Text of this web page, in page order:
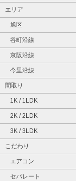
エリア
旭区
谷町沿線
京阪沿線
今里沿線
間取り
1K / 1LDK
2K / 2LDK
3K / 3LDK
こだわり
エアコン
セパレート